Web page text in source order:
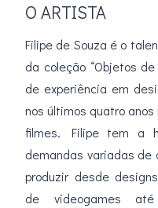
O ARTISTA
Filipe de Souza é o
da coleção “Objetos
de experiência em
nos últimos quatro
filmes. Filipe tem a
demandas variadas de
produzir desde
de videogames